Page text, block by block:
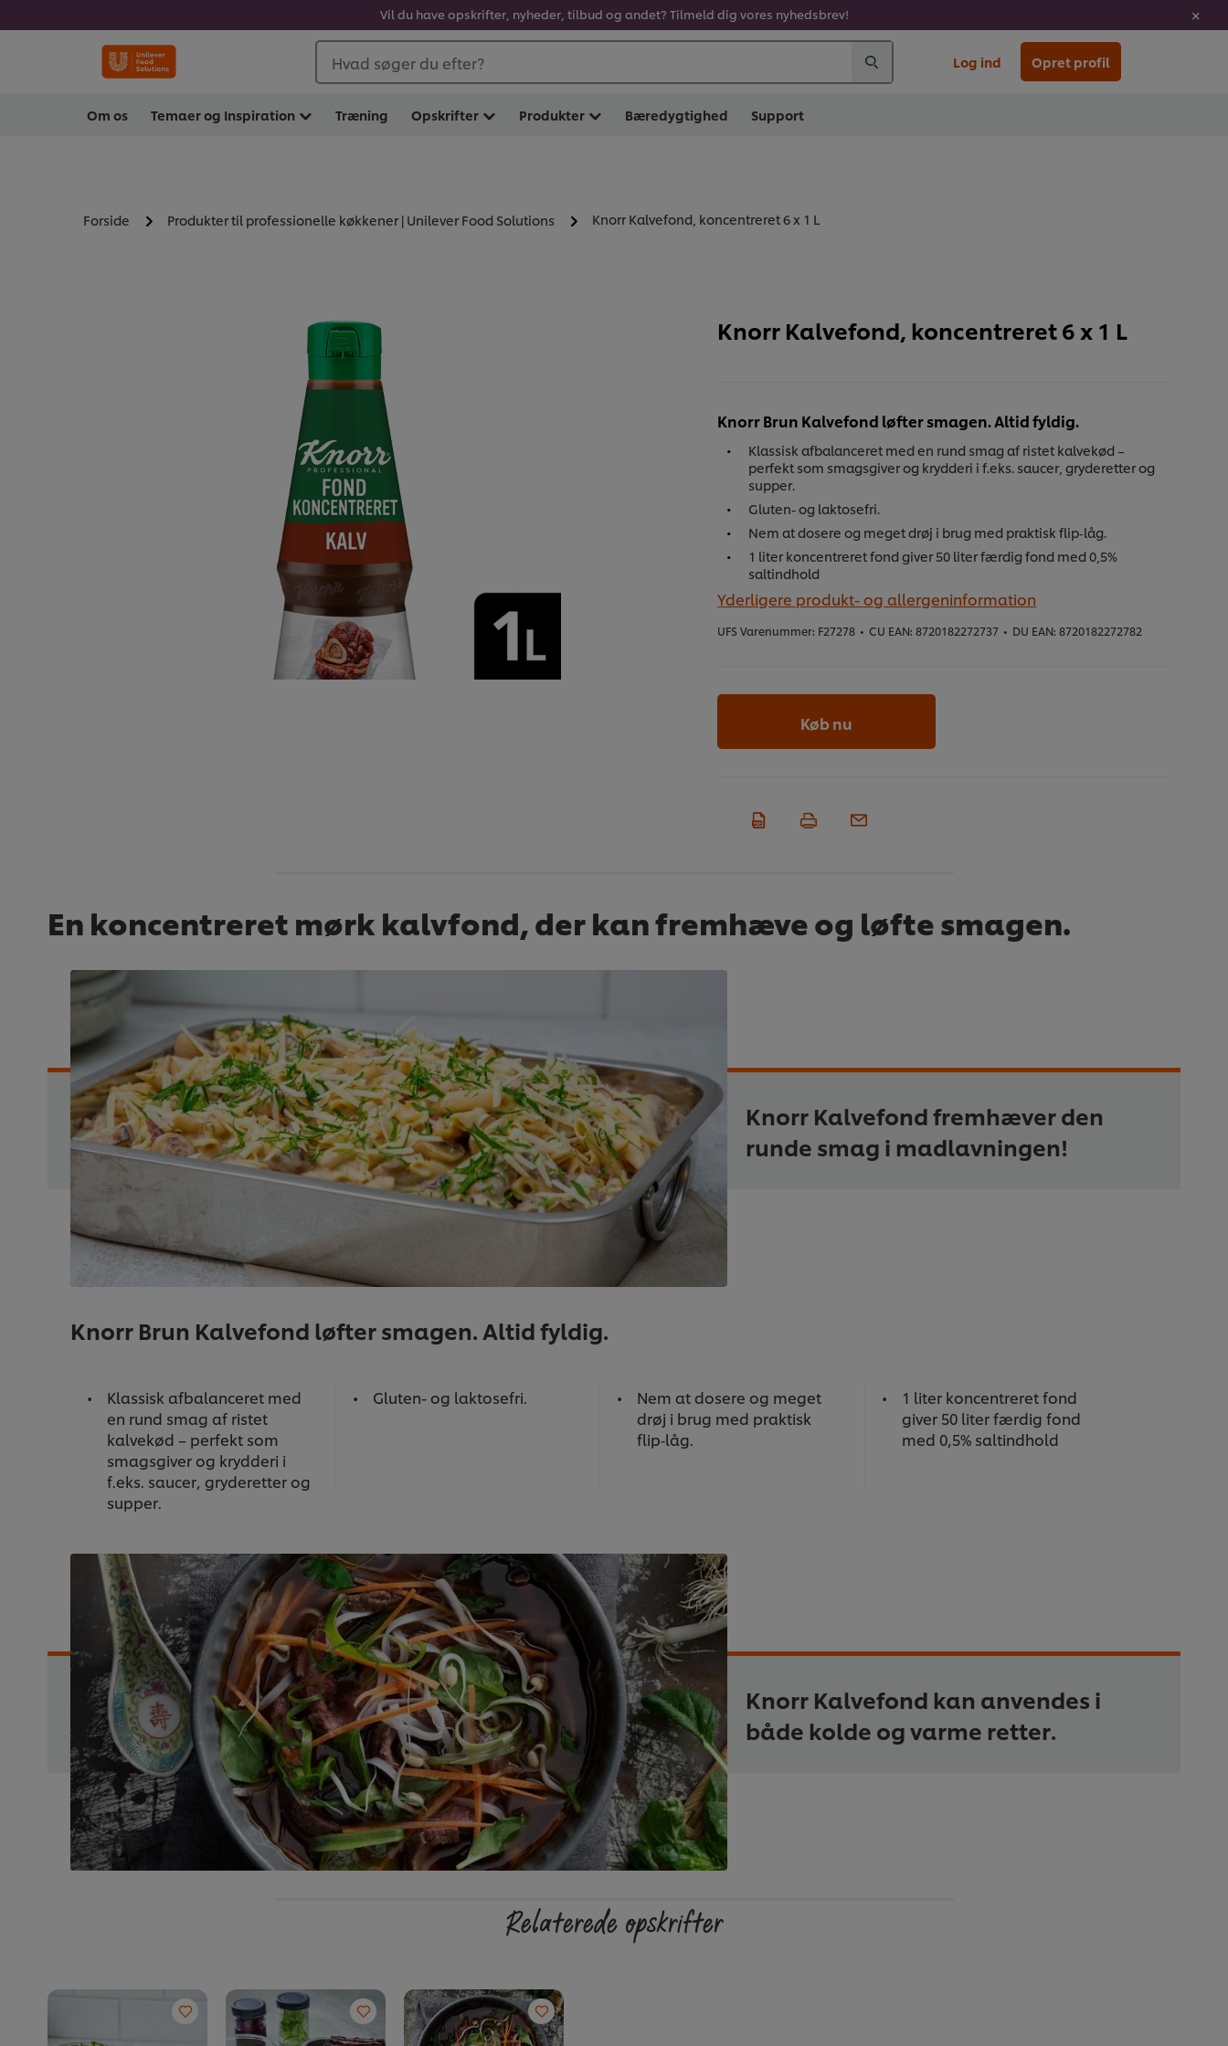
Vil du have opskrifter, nyheder, tilbud og andet? Tilmeld dig vores nyhedsbrev!
Hvad søger du efter? Log ind Opret profil
Om os Temaer og Inspiration Træning Opskrifter Produkter Bæredygtighed Support
Forside Produkter til professionelle køkkener | Unilever Food Solutions Knorr Kalvefond, koncentreret 6 x 1 L
Knorr Kalvefond, koncentreret 6 x 1 L
Knorr Brun Kalvefond løfter smagen. Altid fyldig.
Klassisk afbalanceret med en rund smag af ristet kalvekød –
perfekt som smagsgiver og krydderi i f.eks. saucer, gryderetter og
supper.
Gluten- og laktosefri.
Nem at dosere og meget drøj i brug med praktisk flip‑låg.
1 liter koncentreret fond giver 50 liter færdig fond med 0,5%
saltindhold
Yderligere produkt- og allergeninformation
UFS Varenummer: F27278 • CU EAN: 8720182272737 • DU EAN: 8720182272782
Køb nu
En koncentreret mørk kalvfond, der kan fremhæve og løfte smagen.
Knorr Kalvefond fremhæver den
runde smag i madlavningen!
Knorr Brun Kalvefond løfter smagen. Altid fyldig.
Klassisk afbalanceret med
en rund smag af ristet
kalvekød – perfekt som
smagsgiver og krydderi i
f.eks. saucer, gryderetter og
supper.
Gluten- og laktosefri.
Nem at dosere og meget
drøj i brug med praktisk
flip‑låg.
1 liter koncentreret fond
giver 50 liter færdig fond
med 0,5% saltindhold
Knorr Kalvefond kan anvendes i
både kolde og varme retter.
Relaterede opskrifter